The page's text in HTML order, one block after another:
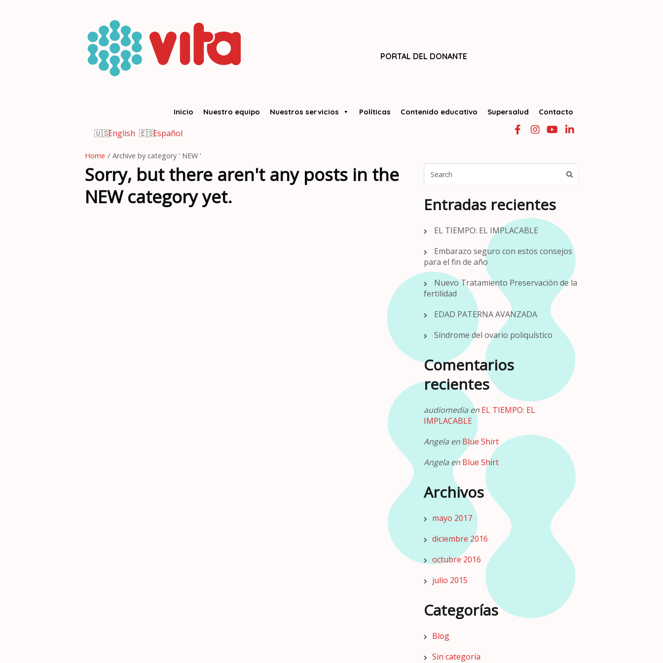
PORTAL DEL DONANTE
Inicio Nuestro equipo Nuestros servicios Políticas Contenido educativo Supersalud Contacto
English Español
Home / Archive by category ' NEW '
Sorry, but there aren't any posts in the
NEW category yet.
Entradas recientes
EL TIEMPO: EL IMPLACABLE
Embarazo seguro con estos consejos
para el fin de año
Nuevo Tratamiento Preservación de la
fertilidad
EDAD PATERNA AVANZADA
Síndrome del ovario poliquístico
Comentarios
recientes
audiomedia en EL TIEMPO: EL
IMPLACABLE
Angela en Blue Shirt
Angela en Blue Shirt
Archivos
mayo 2017
diciembre 2016
octubre 2016
julio 2015
Categorías
Blog
Sin categoría